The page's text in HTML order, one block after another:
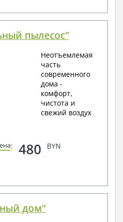
пылесос"
Неотъемлемая
часть
современного
дома -
комфорт,
чистота и
свежий воздух
: 480 BYN
дом"